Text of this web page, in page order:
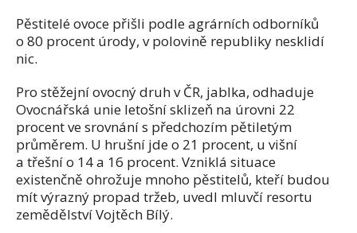
Pěstitelé ovoce přišli podle agrárních odborníků
o 80 procent úrody, v polovině republiky nesklidí
nic.
Pro stěžejní ovocný druh v ČR, jablka, odhaduje
Ovocnářská unie letošní sklizeň na úrovni 22
procent ve srovnání s předchozím pětiletým
průměrem. U hrušní jde o 21 procent, u višní
a třešní o 14 a 16 procent. Vzniklá situace
existenčně ohrožuje mnoho pěstitelů, kteří budou
mít výrazný propad tržeb, uvedl mluvčí resortu
zemědělství Vojtěch Bílý.